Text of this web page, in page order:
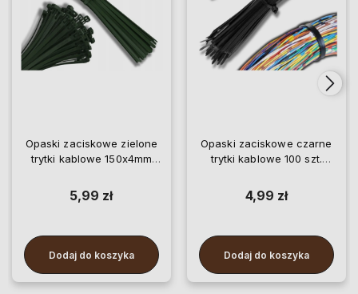
Opaski zaciskowe zielone
trytki kablowe 150x4mm
5,99 zł
Dodaj do koszyka
Opaski zaciskowe czarne
trytki kablowe 100 szt.
4,99 zł
Dodaj do koszyka